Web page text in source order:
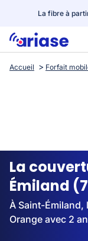
La fibre à
Box internet
Streaming
Accueil Forfait
La
Émiland
À Saint-Émiland,
Orange avec 2